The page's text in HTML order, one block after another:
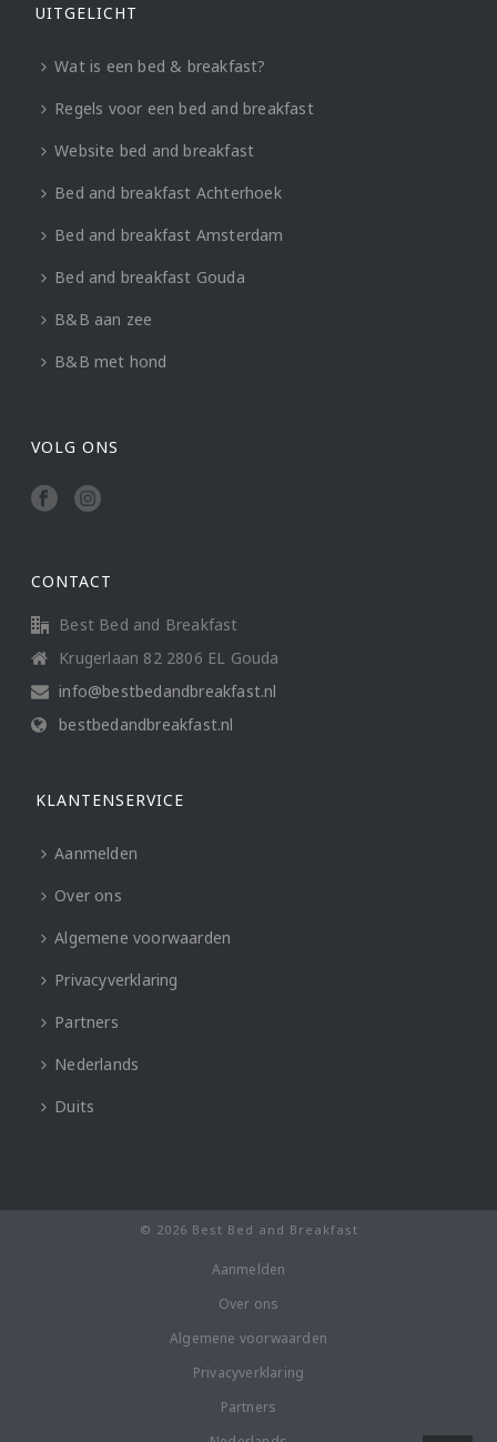
UITGELICHT
Wat is een bed & breakfast?
Regels voor een bed and breakfast
Website bed and breakfast
Bed and breakfast Achterhoek
Bed and breakfast Amsterdam
Bed and breakfast Gouda
B&B aan zee
B&B met hond
VOLG ONS
CONTACT
Best Bed and Breakfast
Krugerlaan 82 2806 EL Gouda
info@bestbedandbreakfast.nl
bestbedandbreakfast.nl
KLANTENSERVICE
Aanmelden
Over ons
Algemene voorwaarden
Privacyverklaring
Partners
Nederlands
Duits
© 2026 Best Bed and Breakfast
Aanmelden
Over ons
Algemene voorwaarden
Privacyverklaring
Partners